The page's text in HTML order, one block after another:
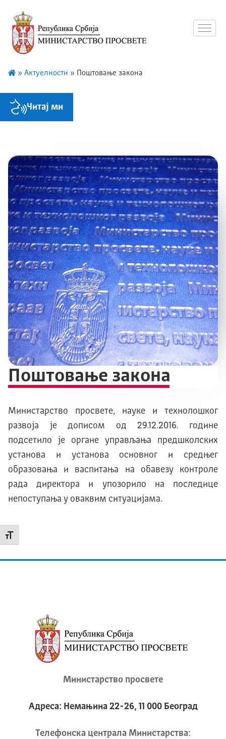
Промени величину слова
» Актуелности » Поштовање закона
Читај ми
Поштовање закона
Министарство просвете, науке и технолошког
развоја је дописом од 29.12.2016. године
подсетило je oргане управљања предшколских
установа и установа основног и средњег
образовања и васпитања на обавезу контроле
рада директора и упозорило на последице
непоступања у оваквим ситуацијама.
Министарство просвете
Адреса: Немањина 22-26, 11 000 Београд
Телeфонска централа Mинистарства: